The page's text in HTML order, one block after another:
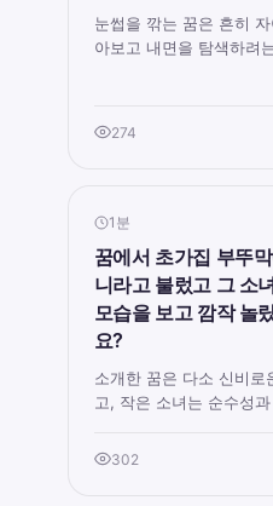
눈썹을 깎는 꿈은 흔히
아보고 내면을 탐색하려
274
1분
꿈에서 초가집 부뚜
니라고 불렀고 그 소
모습을 보고 깜작 놀
요?
소개한 꿈은 다소 신비
고, 작은 소녀는 순수성
302